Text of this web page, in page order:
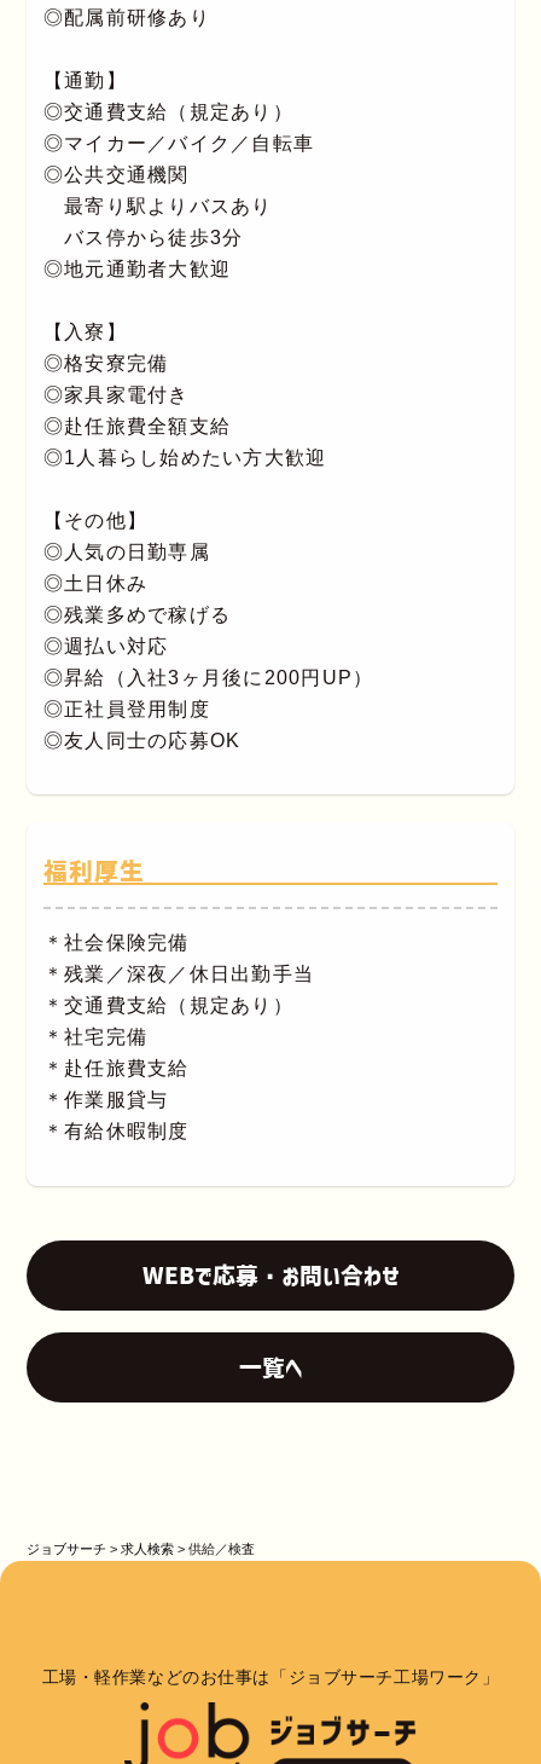
◎配属前研修あり
【通勤】
◎交通費支給（規定あり）
◎マイカー／バイク／自転車
◎公共交通機関
最寄り駅よりバスあり
バス停から徒歩3分
◎地元通勤者大歓迎
【入寮】
◎格安寮完備
◎家具家電付き
◎赴任旅費全額支給
◎1人暮らし始めたい方大歓迎
【その他】
◎人気の日勤専属
◎土日休み
◎残業多めで稼げる
◎週払い対応
◎昇給（入社3ヶ月後に200円UP）
◎正社員登用制度
◎友人同士の応募OK
福利厚生
＊社会保険完備
＊残業／深夜／休日出勤手当
＊交通費支給（規定あり）
＊社宅完備
＊赴任旅費支給
＊作業服貸与
＊有給休暇制度
WEBで応募・お問い合わせ
一覧へ
ジョブサーチ >求人検索 >供給／検査
工場・軽作業などのお仕事は「ジョブサーチ工場ワーク」